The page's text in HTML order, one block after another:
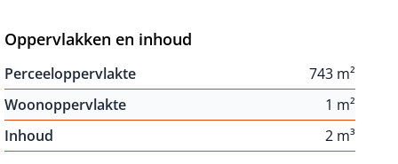
Oppervlakken en inhoud
Perceeloppervlakte
743 m²
Woonoppervlakte
1 m²
Inhoud
2 m³